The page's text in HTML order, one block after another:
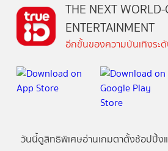
THE NEXT
ENTERTAINMENT
อีกขั้นของความบันเทิงระ
วันนี้ดูสิทธิพิเศษอ่านเกมตาตั้งช้อปปิ้ง